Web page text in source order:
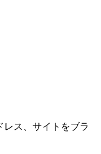
レス、サイトをブラ